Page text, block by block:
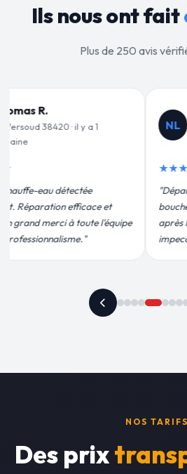
Ils nous ont fait
Plus de 250 avis
L.
38420 · il y a 2
pour mon WC
soir. 20 minutes
là. Service
honnête."
Le
★★★★★
moins de 2h.
conforme,
NOS TARIFS
Des prix